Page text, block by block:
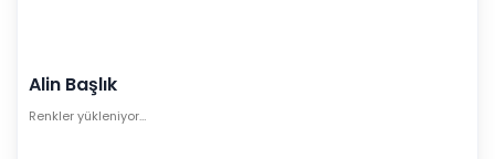
Alin Başlık
Renkler yükleniyor…